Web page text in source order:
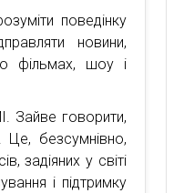
поведінку
новини,
фільмах, шоу і
Зайве говорити,
безсумнівно,
задіяних у світі
і підтримку